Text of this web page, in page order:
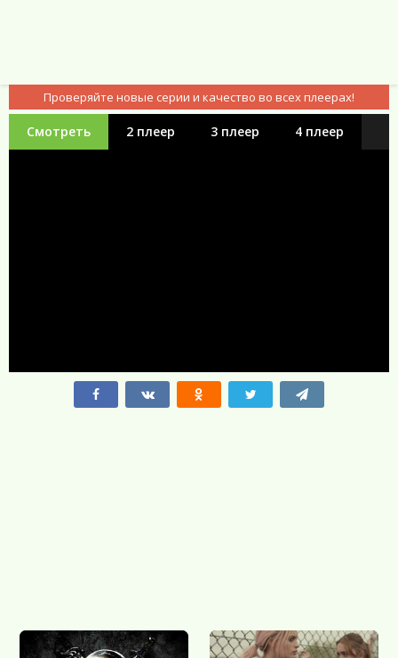
Проверяйте новые серии и качество во всех плеерах!
Смотреть 2 плеер 3 плеер 4 плеер